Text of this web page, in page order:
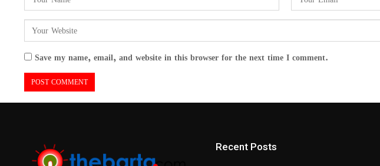
Save my name, email, and website in this browser for the next time I comment.
Recent Posts